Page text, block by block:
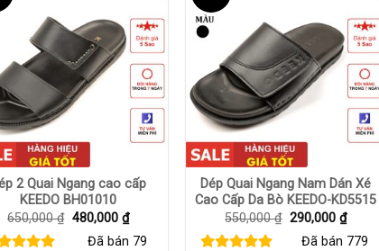
2 Quai Ngang cao cấp
KEEDO BH01010
650,000₫ Giá
480,000 ₫Giá
hiện
tại
Đã bán 79
+
Dép Quai Ngang Nam Dán Xé
Cao Cấp Da Bò KEEDO-KD5515
550,000₫ Giá
290,000 ₫Giá
hiện
tại
Đã bán 779